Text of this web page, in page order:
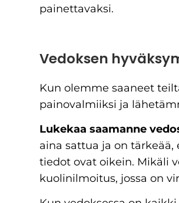
painettavaksi.
Vedoksen
Kun olemme saaneet
painovalmiiksi ja
Lukekaa saamanne
aina sattua ja on
tiedot ovat oikein. Mikäli
kuolinilmoitus, jossa on